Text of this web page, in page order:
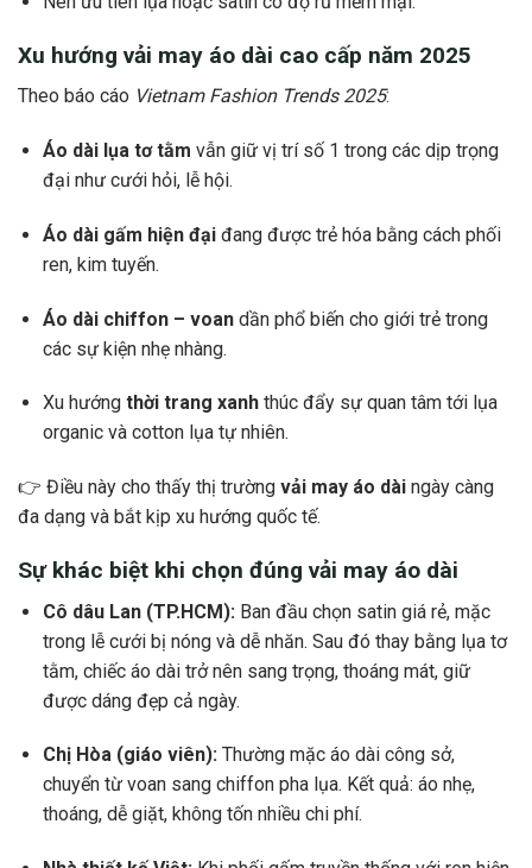
Xu hướng vải may áo dài cao cấp năm 2025
Theo báo cáo Vietnam Fashion Trends 2025:
Áo dài lụa tơ tằm vẫn giữ vị trí số 1 trong các dịp trọng
đại như cưới hỏi, lễ hội.
Áo dài gấm hiện đạiđang được trẻ hóa bằng cách phối
ren, kim tuyến.
Áo dài chiffon – voandần phổ biến cho giới trẻ trong
các sự kiện nhẹ nhàng.
Xu hướng thời trang xanhthúc đẩy sự quan tâm tới lụa
organic và cotton lụa tự nhiên.
👉 Điều này cho thấy thị trường vải may áo dài ngày càng
đa dạng và bắt kịp xu hướng quốc tế.
Sự khác biệt khi chọn đúng vải may áo dài
Cô dâu Lan (TP.HCM): Ban đầu chọn satin giá rẻ, mặc
trong lễ cưới bị nóng và dễ nhăn. Sau đó thay bằng lụa tơ
tằm, chiếc áo dài trở nên sang trọng, thoáng mát, giữ
được dáng đẹp cả ngày.
Chị Hòa (giáo viên):Thường mặc áo dài công sở,
chuyển từ voan sang chiffon pha lụa. Kết quả: áo nhẹ,
thoáng, dễ giặt, không tốn nhiều chi phí.